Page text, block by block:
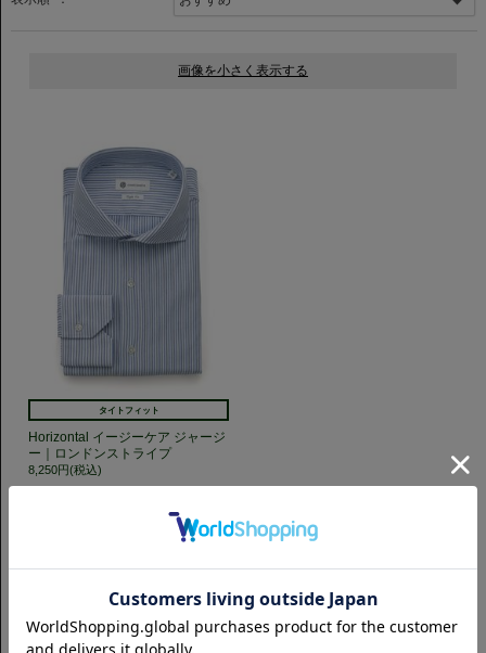
タイトフィット
Horizontal イージーケア ジャージ
ー｜ロンドンストライプ
8,250円(税込)
GET TO KNOW US
CAMICIANISTAの最新情報、スタイル提案などをおしらせします。是非フ